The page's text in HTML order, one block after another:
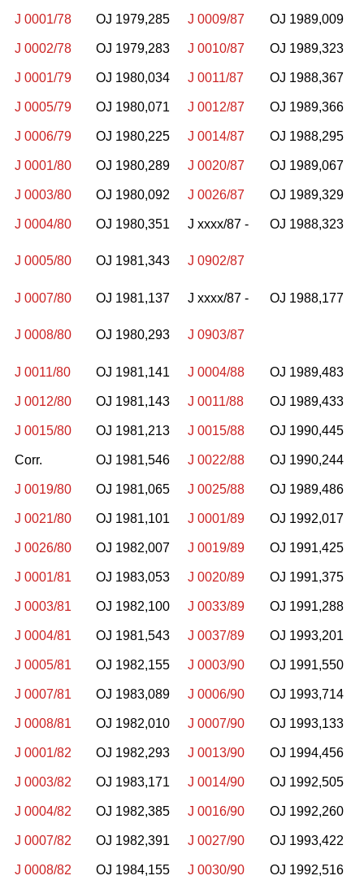
J 0001/78 OJ 1979,285 J 0009/87 OJ 1989,009
J 0002/78 OJ 1979,283 J 0010/87 OJ 1989,323
J 0001/79 OJ 1980,034 J 0011/87 OJ 1988,367
J 0005/79 OJ 1980,071 J 0012/87 OJ 1989,366
J 0006/79 OJ 1980,225 J 0014/87 OJ 1988,295
J 0001/80 OJ 1980,289 J 0020/87 OJ 1989,067
J 0003/80 OJ 1980,092 J 0026/87 OJ 1989,329
J 0004/80 OJ 1980,351 J xxxx/87 - OJ 1988,323
J 0005/80 OJ 1981,343 J 0902/87
J 0007/80 OJ 1981,137 J xxxx/87 - OJ 1988,177
J 0008/80 OJ 1980,293 J 0903/87
J 0011/80 OJ 1981,141 J 0004/88 OJ 1989,483
J 0012/80 OJ 1981,143 J 0011/88 OJ 1989,433
J 0015/80 OJ 1981,213 J 0015/88 OJ 1990,445
Corr. OJ 1981,546 J 0022/88 OJ 1990,244
J 0019/80 OJ 1981,065 J 0025/88 OJ 1989,486
J 0021/80 OJ 1981,101 J 0001/89 OJ 1992,017
J 0026/80 OJ 1982,007 J 0019/89 OJ 1991,425
J 0001/81 OJ 1983,053 J 0020/89 OJ 1991,375
J 0003/81 OJ 1982,100 J 0033/89 OJ 1991,288
J 0004/81 OJ 1981,543 J 0037/89 OJ 1993,201
J 0005/81 OJ 1982,155 J 0003/90 OJ 1991,550
J 0007/81 OJ 1983,089 J 0006/90 OJ 1993,714
J 0008/81 OJ 1982,010 J 0007/90 OJ 1993,133
J 0001/82 OJ 1982,293 J 0013/90 OJ 1994,456
J 0003/82 OJ 1983,171 J 0014/90 OJ 1992,505
J 0004/82 OJ 1982,385 J 0016/90 OJ 1992,260
J 0007/82 OJ 1982,391 J 0027/90 OJ 1993,422
J 0008/82 OJ 1984,155 J 0030/90 OJ 1992,516